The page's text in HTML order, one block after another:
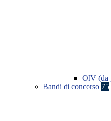
OIV (da
Bandi di concorso 75